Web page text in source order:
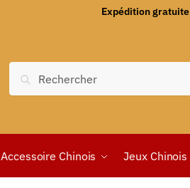
Expédition gratuite
Recherche
Accessoire Chinois Jeux Chinois